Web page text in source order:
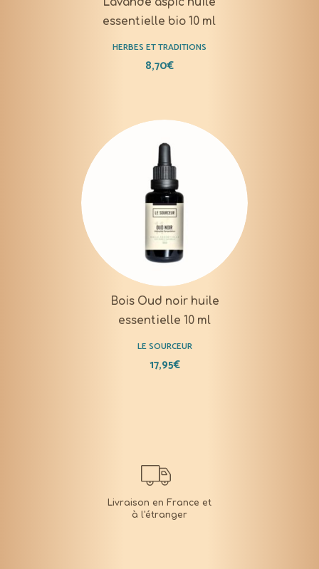
essentielle bio 10 ml
HERBES ET TRADITIONS
8,70€
Bois Oud noir huile
essentielle 10 ml
LE SOURCEUR
17,95€